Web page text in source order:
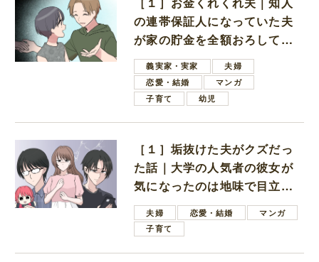
の連帯保証人になっていた夫
が家の貯金を全額おろしてほ
しいと言ってきた
義実家・実家
夫婦
恋愛・結婚
マンガ
子育て
幼児
［１］垢抜けた夫がクズだっ
た話｜大学の人気者の彼女が
気になったのは地味で目立た
ない男子学生
夫婦 恋愛・結婚
マンガ
子育て